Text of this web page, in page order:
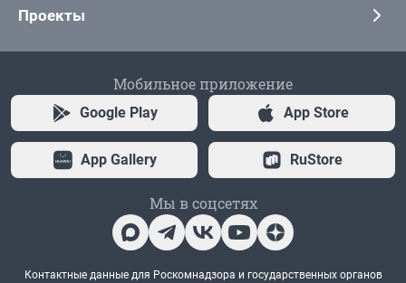
Проекты
Мобильное приложение
Google Play App Store
App Gallery RuStore
Мы в соцсетях
Контактные данные для Роскомнадзора и государственных органов